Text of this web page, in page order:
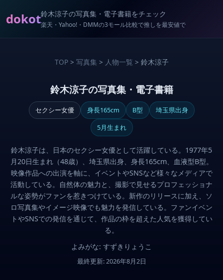
dokot鈴木涼子の写真集・電子書籍をチェック
楽天・Yahoo!・DMMの3モール比較で推しを最安値で
TOP> 写真集 > 人物一覧 > 鈴木涼子
鈴木涼子の写真集・電子書籍
セクシー女優 身長165cm B型
埼玉県出身
5月生まれ
鈴木涼子は、日本のセクシー女優として活躍している。1977年5
月20日生まれ（48歳）、埼玉県出身、身長165cm、血液型B型。
映像作品への出演を軸に、イベントやSNSなど様々なメディアで
活動している。自然体の魅力と、撮影で見せるプロフェッショナ
ルな姿勢がファンを惹きつけている。新作のリリースに加え、ソ
ロ写真集やイメージ映像でも魅力を発信している。ファンイベン
トやSNSでの発信を通じて、作品の枠を超えた人気を獲得してい
る。
よみがな: すずきりょうこ
最終更新: 2026年8月2日